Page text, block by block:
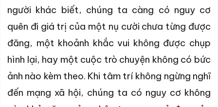
người khác biết, chúng ta càng có nguy cơ
quên đi giá trị của một nụ cười chưa từng được
đăng, một khoảnh khắc vui không được chụp
hình lại, hay một cuộc trò chuyện không có bức
ảnh nào kèm theo. Khi tâm trí không ngừng nghĩ
đến mạng xã hội, chúng ta có nguy cơ không